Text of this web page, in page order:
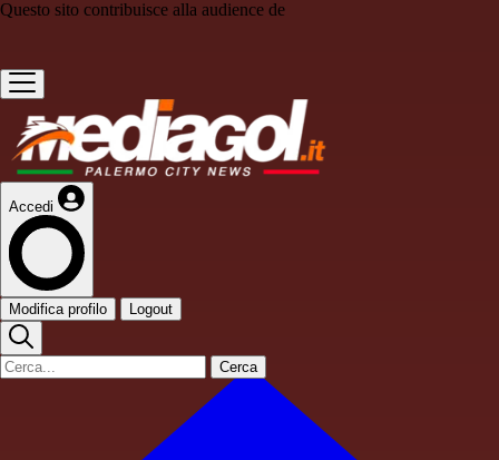
Questo sito contribuisce alla audience de
Accedi
Modifica profilo Logout
Cerca